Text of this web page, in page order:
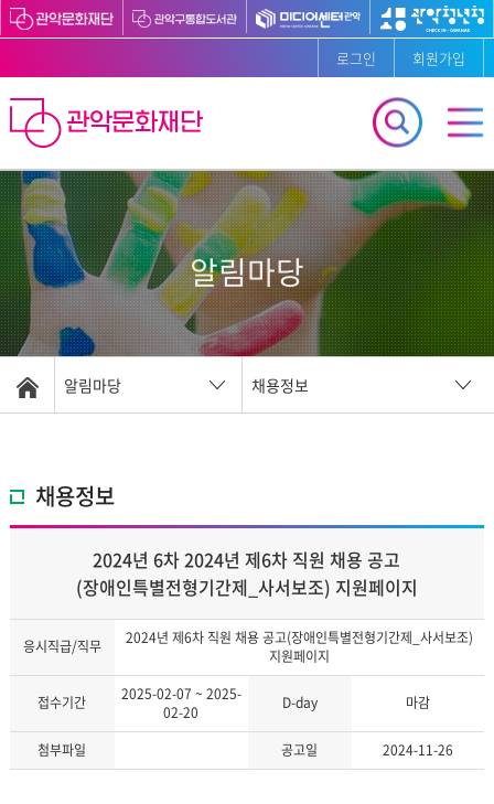
로그인 회원가입
알림마당
알림마당 채용정보
채용정보
2024년 6차 2024년 제6차 직원 채용 공고
(장애인특별전형기간제_사서보조) 지원페이지
응시직급/직무
2024년 제6차 직원 채용 공고(장애인특별전형기간제_사서보조)
지원페이지
접수기간
2025-02-07 ~ 2025-
02-20
D-day 마감
첨부파일 공고일 2024-11-26